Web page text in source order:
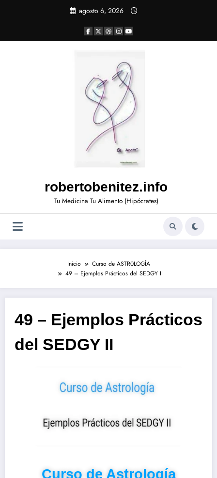
agosto 6, 2026
robertobenitez.info
Tu Medicina Tu Alimento (Hipócrates)
Inicio
Curso de ASTR0LOGÍA
49 – Ejemplos Prácticos del SEDGY II
49 – Ejemplos Prácticos
del SEDGY II
Curso de Astrología